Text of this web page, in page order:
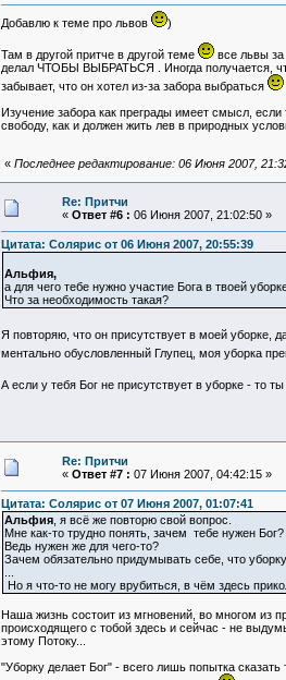
Добавлю к теме про львов )
Там в другой притче в другой теме
все львы за
делал ЧТОБЫ ВЫБРАТЬСЯ . Иногда получается,
забывает, что он хотел из-за забора выбраться
Изучение забора как преграды имеет смысл,
свободу, как и должен жить лев в природных
« Последнее редактирование: 06 Июня 2007,
Re: Притчи
« Ответ #6 : 06 Июня 2007, 21:02:50 »
Цитата: Солярис от 06 Июня 2007, 20:55:39
Альфия,
а для чего тебе нужно участие Бога в твоей
Что за необходимость такая?
Я повторяю, что он присутствует в моей уборке,
ментально обусловленный Глупец, моя уборка
А если у тебя Бог не присутствует в уборке - то
Re: Притчи
« Ответ #7 : 07 Июня 2007, 04:42:15 »
Цитата: Солярис от 07 Июня 2007, 01:07:41
Альфия, я всё же повторю свой вопрос.
Мне как-то трудно понять, зачем тебе нужен Бог?
Ведь нужен же для чего-то?
Зачем обязательно придумывать себе, что
Но я что-то не могу врубиться, в чём здесь
Наша жизнь состоит из мгновений, во многом из
происходящего с тобой здесь и сейчас - не
этому Потоку...
"Уборку делает Бог" - всего лишь попытка